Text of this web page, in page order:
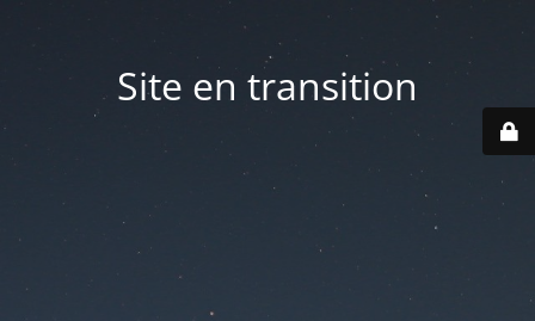
Site en transition